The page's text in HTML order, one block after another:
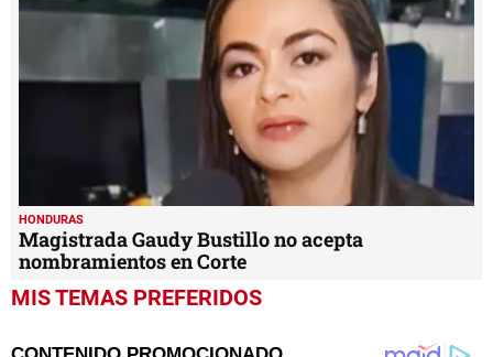
HONDURAS
Magistrada Gaudy Bustillo no acepta
nombramientos en Corte
MIS TEMAS PREFERIDOS